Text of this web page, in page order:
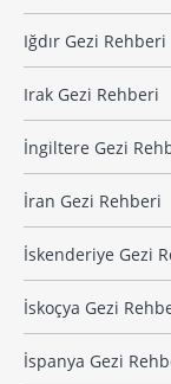
Iğdır Gezi Rehberi
Irak Gezi Rehberi
İngiltere Gezi
İran Gezi Rehberi
İskenderiye Gezi
İskoçya Gezi
İspanya Gezi